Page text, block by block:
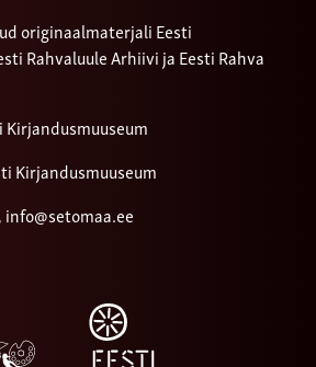
originaalmaterjali Eesti
Rahvaluule Arhiivi ja Eesti Rahva
Kirjandusmuuseum
Kirjandusmuuseum
info@setomaa.ee